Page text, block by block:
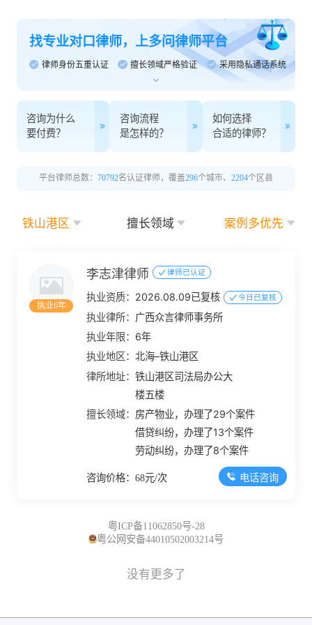
找专业对口律师，上多问律师平台
律师身份五重认证 擅长领域严格验证 采用隐私通话系统
咨询为什么
要付费？
咨询流程
是怎样的？
如何选择
合适的律师？
平台律师总数： 70792名认证律师，覆盖296个城市、 2204个区县
铁山港区 擅长领域 案例多优先
执业6年
李志津律师 律师已认证
执业资质： 2026.08.09已复核 今日已复核
执业律所： 广西众言律师事务所
执业年限： 6年
执业地区：北海–铁山港区
律所地址：铁山港区司法局办公大
楼五楼
擅长领域： 房产物业，办理了29个案件
借贷纠纷，办理了13个案件
劳动纠纷，办理了8个案件
咨询价格：68元/次 电话咨询
粤ICP备11062850号-28
粤公网安备44010502003214号
没有更多了